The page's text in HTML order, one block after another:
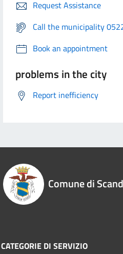
Request Assistance
Call the municipality
Book an appointment
problems in the city
Report inefficiency
Comune di
CATEGORIE DI SERVIZIO